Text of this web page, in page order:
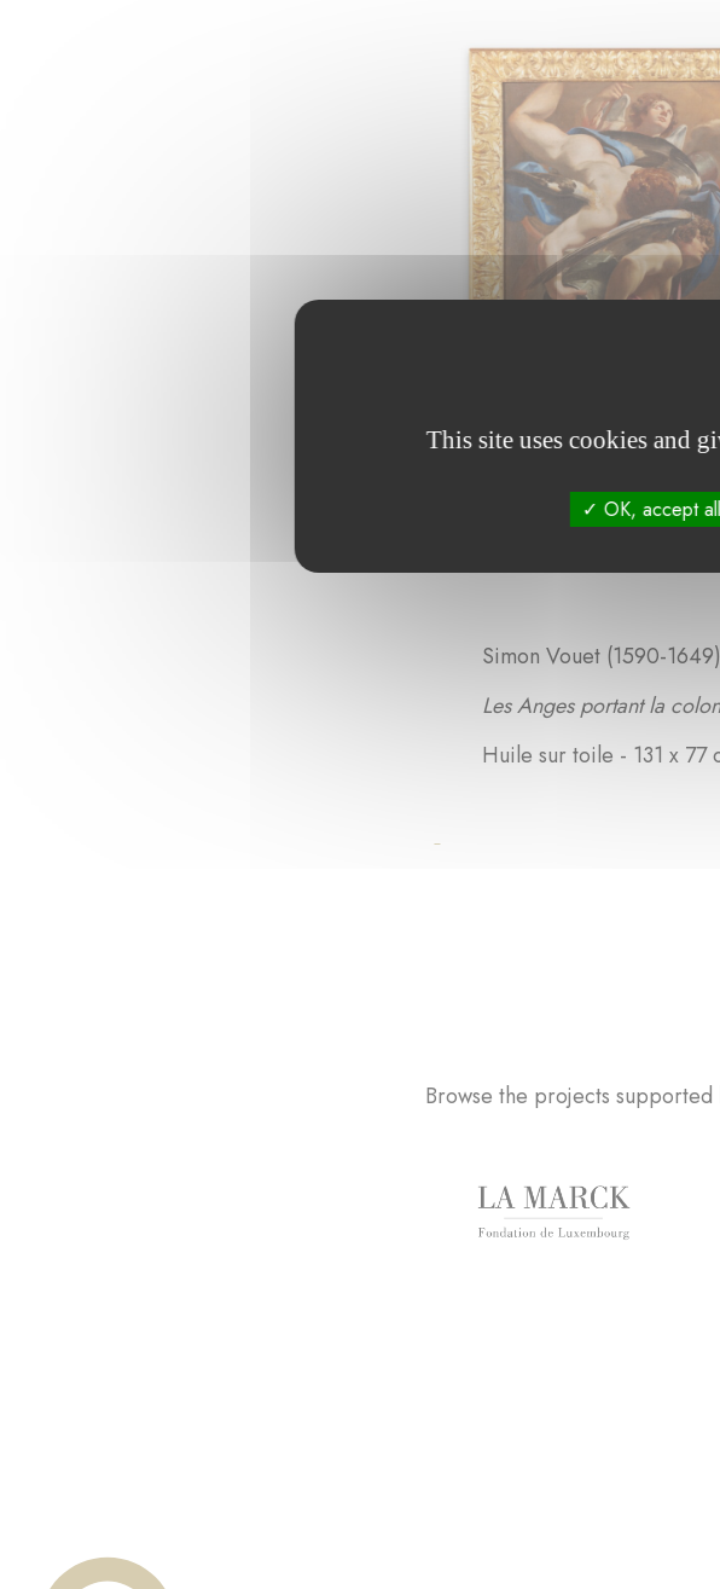
Simon Vouet (1590-1649)
Les Anges portant la
Huile sur toile - 131 x 77
Browse the projects
This site uses cookies and
OK, accept all